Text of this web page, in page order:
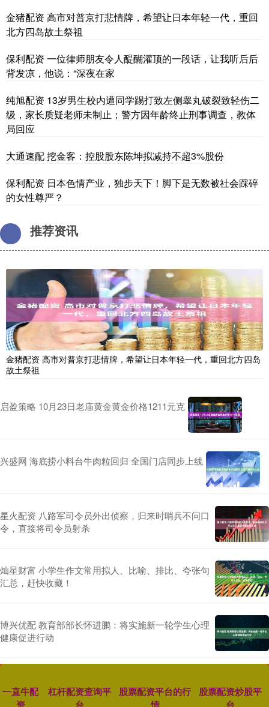
金猪配资 高市对普京打悲情牌，希望让日本年轻一代，重回
北方四岛故土祭祖
保利配资 一位律师朋友令人醍醐灌顶的一段话，让我听后后
背发凉，他说：“深夜在家
纯旭配资 13岁男生校内遭同学踢打致左侧睾丸破裂致轻伤二
级，家长质疑老师未制止；警方因年龄终止刑事调查，教体
局回应
大通速配 挖金客：控股股东陈坤拟减持不超3%股份
保利配资 日本色情产业，独步天下！脚下是无数被社会踩碎
的女性尊严？
推荐资讯
金猪配资 高市对普京打悲情牌，希望让日本年轻一代，重回北方四岛
故土祭祖
启盈策略 10月23日老庙黄金黄金价格1211元克
兴盛网 海底捞小料台牛肉粒回归 全国门店同步上线
星火配资 八路军司令员外出侦察，归来时哨兵不问口
令，直接将司令员射杀
灿星财富 小学生作文常用拟人、比喻、排比、夸张句
汇总，赶快收藏！
博兴优配 教育部部长怀进鹏：将实施新一轮学生心理
健康促进行动
一直牛配
杠杆配资查询平
股票配资平台的行
股票配资炒股平